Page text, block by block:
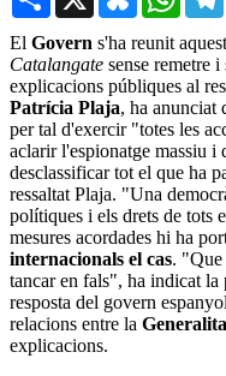
El Govern s'ha reunit
Catalangate sense remetre i
explicacions públiques al
Patrícia Plaja, ha anunciat
per tal d'exercir "totes les
aclarir l'espionatge massiu i
desclassificar tot el que ha
ressaltat Plaja. "Una
polítiques i els drets de tots
mesures acordades hi ha
internacionals el cas. "Que
tancar en fals", ha indicat
resposta del govern
relacions entre la
explicacions.